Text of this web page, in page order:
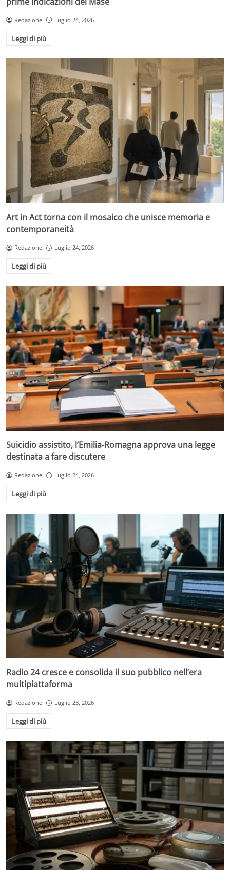
Redazione Luglio 24, 2026
Leggi di più
Art in Act torna con il mosaico che unisce memoria e
contemporaneità
Redazione Luglio 24, 2026
Leggi di più
Suicidio assistito, l’Emilia-Romagna approva una legge
destinata a fare discutere
Redazione Luglio 24, 2026
Leggi di più
Radio 24 cresce e consolida il suo pubblico nell’era
multipiattaforma
Redazione Luglio 23, 2026
Leggi di più